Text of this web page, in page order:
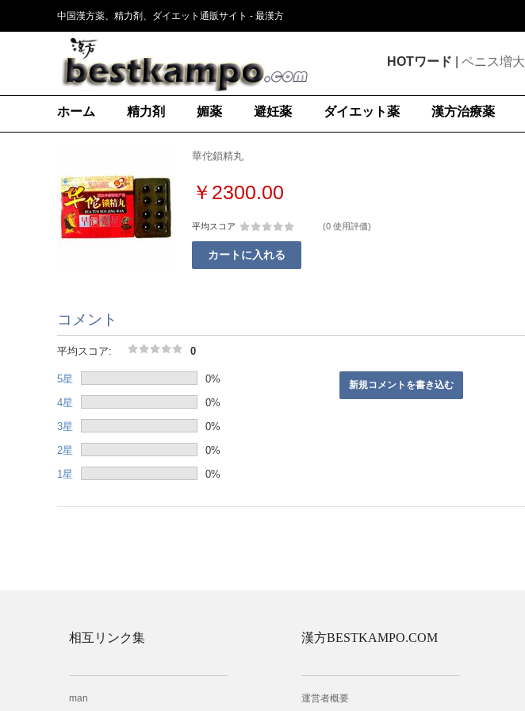
中国漢方薬、精力剤、ダイエット通販サイト - 最漢方
HOTワード ペニス増大
ホーム 精力剤 媚薬 避妊薬 ダイエット薬 漢方治療薬
華佗鎖精丸
￥2300.00
平均スコア (0 使用評価)
カートに入れる
コメント
平均スコア: 0
5星
0%
4星
0%
3星
0%
2星
0%
1星
0%
新規コメントを書き込む
相互リンク集
man
漢方BESTKAMPO.COM
運営者概要